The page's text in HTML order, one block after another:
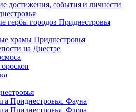
достижения, события и личности
гербы городов Приднестровья
храмы Приднестровья
на Днестре
Приднестровья. Фауна
Приднестровья. Флора